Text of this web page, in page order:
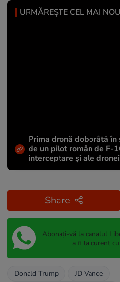
URMĂREȘTE CEL MAI
Prima dronă doborâtă
de un pilot român de F-
interceptare și ale
Share
Abonați-vă la canalul
a fi la curent
Donald Trump JD Vance